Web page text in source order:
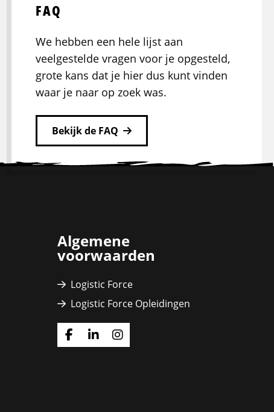
FAQ
We hebben een hele lijst aan
veelgestelde vragen voor je opgesteld,
grote kans dat je hier dus kunt vinden
waar je naar op zoek was.
Bekijk de FAQ
Algemene
voorwaarden
Logistic Force
Logistic Force Opleidingen
Ga
Ga
Ga